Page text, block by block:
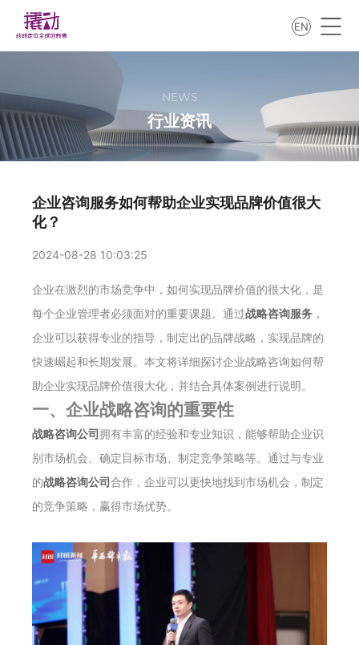
EN
NEWS
行业资讯
企业咨询服务如何帮助企业实现品牌价值很大
化？
2024-08-28 10:03:25
企业在激烈的市场竞争中，如何实现品牌价值的很大化，是
每个企业管理者必须面对的重要课题。通过战略咨询服务 ，
企业可以获得专业的指导，制定出的品牌战略，实现品牌的
快速崛起和长期发展。本文将详细探讨企业战略咨询如何帮
助企业实现品牌价值很大化，并结合具体案例进行说明。
一、企业战略咨询的重要性
战略咨询公司拥有丰富的经验和专业知识，能够帮助企业识
别市场机会、确定目标市场、制定竞争策略等。通过与专业
的战略咨询公司合作，企业可以更快地找到市场机会，制定
的竞争策略，赢得市场优势。